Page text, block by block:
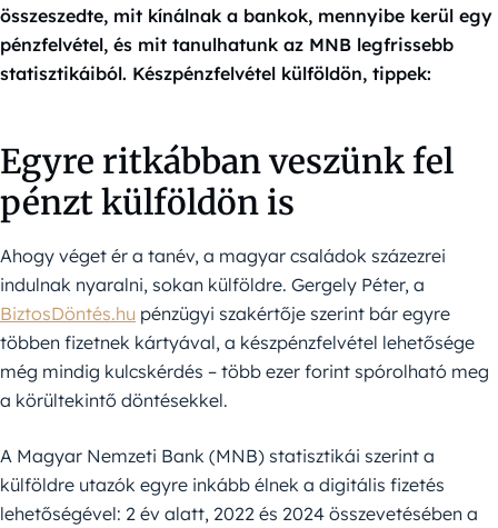
összeszedte, mit kínálnak a bankok, mennyibe kerül egy
pénzfelvétel, és mit tanulhatunk az MNB legfrissebb
statisztikáiból. Készpénzfelvétel külföldön, tippek:
Egyre ritkábban veszünk fel
pénzt külföldön is
Ahogy véget ér a tanév, a magyar családok százezrei
indulnak nyaralni, sokan külföldre. Gergely Péter, a
BiztosDöntés.hu pénzügyi szakértője szerint bár egyre
többen fizetnek kártyával, a készpénzfelvétel lehetősége
még mindig kulcskérdés – több ezer forint spórolható meg
a körültekintő döntésekkel.
A Magyar Nemzeti Bank (MNB) statisztikái szerint a
külföldre utazók egyre inkább élnek a digitális fizetés
lehetőségével: 2 év alatt, 2022 és 2024 összevetésében a